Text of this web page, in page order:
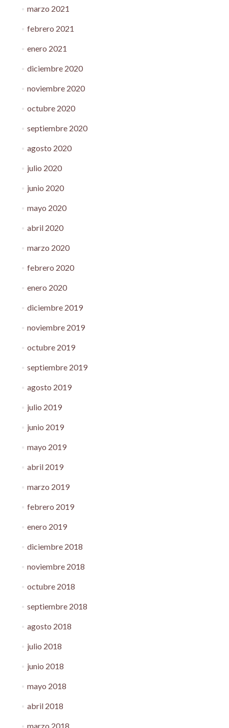
marzo 2021
febrero 2021
enero 2021
diciembre 2020
noviembre 2020
octubre 2020
septiembre 2020
agosto 2020
julio 2020
junio 2020
mayo 2020
abril 2020
marzo 2020
febrero 2020
enero 2020
diciembre 2019
noviembre 2019
octubre 2019
septiembre 2019
agosto 2019
julio 2019
junio 2019
mayo 2019
abril 2019
marzo 2019
febrero 2019
enero 2019
diciembre 2018
noviembre 2018
octubre 2018
septiembre 2018
agosto 2018
julio 2018
junio 2018
mayo 2018
abril 2018
marzo 2018